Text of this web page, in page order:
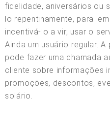
fidelidade, aniversários ou
lo repentinamente, para
incentivá-lo a vir, usar o
Ainda um usuário regular.
pode fazer uma chamada
cliente sobre informações
promoções, descontos,
solário.